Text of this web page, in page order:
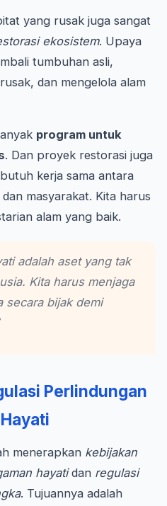
yang rusak juga sangat
ekosistem. Upaya
tumbuhan asli,
dan mengelola alam
program untuk
. Dan proyek restorasi juga
kerja sama antara
masyarakat. Kita harus
alam yang baik.
adalah aset yang tak
Kita harus menjaga
secara bijak demi
Perlindungan
menerapkan kebijakan
hayatidan regulasi
. Tujuannya adalah